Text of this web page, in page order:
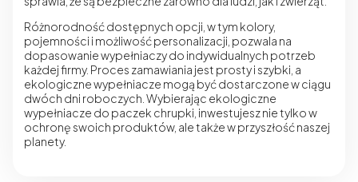
Różnorodność dostępnych opcji, w tym kolory,
pojemności i możliwość personalizacji, pozwala na
dopasowanie wypełniaczy do indywidualnych potrzeb
każdej firmy. Proces zamawiania jest prosty i szybki, a
ekologiczne wypełniacze mogą być dostarczone w ciągu
dwóch dni roboczych. Wybierając ekologiczne
wypełniacze do paczek chrupki, inwestujesz nie tylko w
ochronę swoich produktów, ale także w przyszłość naszej
planety.